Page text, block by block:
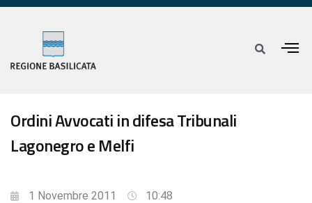
Ordini Avvocati in difesa Tribunali
Lagonegro e Melfi
1 Novembre 2011 10:48